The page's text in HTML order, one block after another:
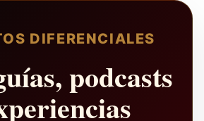
DIFERENCIALES
podcasts